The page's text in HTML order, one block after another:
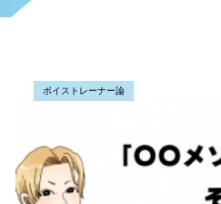
ボイストレーナー論